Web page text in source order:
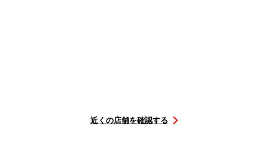
近くの店舗を確認する